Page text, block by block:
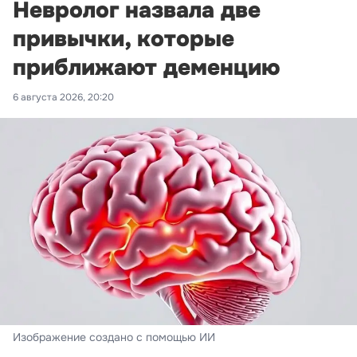
Невролог назвала две
привычки, которые
приближают деменцию
6 августа 2026, 20:20
Изображение создано с помощью ИИ